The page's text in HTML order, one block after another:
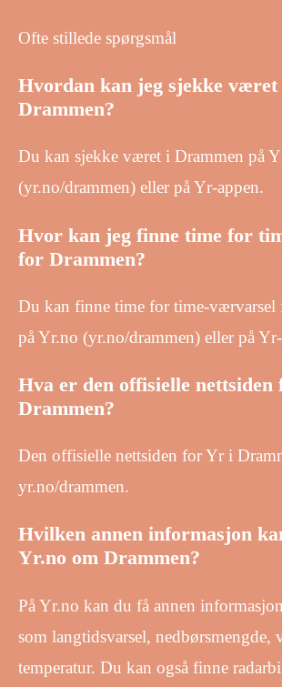
Ofte stillede spørgsmål
Hvordan kan jeg sjekke
Drammen?
Du kan sjekke været i Drammen på
(yr.no/drammen) eller på Yr-appen.
Hvor kan jeg finne time for
for Drammen?
Du kan finne time for time-værvarsel
på Yr.no (yr.no/drammen) eller på
Hva er den offisielle
Drammen?
Den offisielle nettsiden for Yr i
yr.no/drammen.
Hvilken annen informasjon
Yr.no om Drammen?
På Yr.no kan du få annen
som langtidsvarsel, nedbørsmengde,
temperatur. Du kan også finne